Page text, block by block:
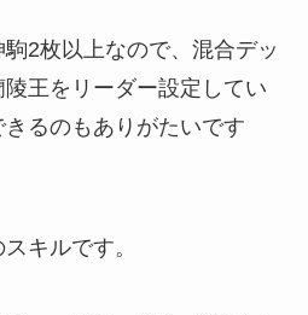
2枚以上なので、混合デッ
王をリーダー設定してい
るのもありがたいです
キルです。